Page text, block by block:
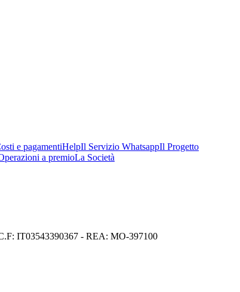
e pagamentiHelpIl Servizio WhatsappIl Progetto
a premioLa Società
IT03543390367 - REA: MO-397100